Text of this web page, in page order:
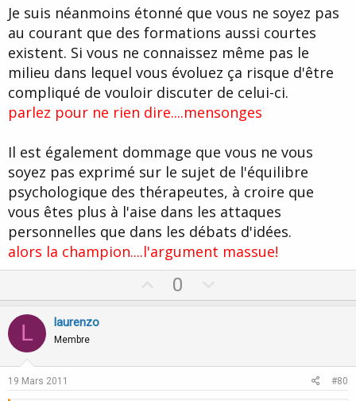
Je suis néanmoins étonné que vous ne soyez pas
au courant que des formations aussi courtes
existent. Si vous ne connaissez même pas le
milieu dans lequel vous évoluez ça risque d'être
compliqué de vouloir discuter de celui-ci.
parlez pour ne rien dire....mensonges
Il est également dommage que vous ne vous
soyez pas exprimé sur le sujet de l'équilibre
psychologique des thérapeutes, à croire que
vous êtes plus à l'aise dans les attaques
personnelles que dans les débats d'idées.
alors la champion....l'argument massue!
p
t
0
o
v
L laurenzo
Membre
19 Mars 2011 #80